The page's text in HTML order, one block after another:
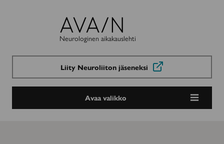
Avain-
lehti
Neurologinen aikakauslehti
Liity Neuroliiton jäseneksi
Avaa valikko